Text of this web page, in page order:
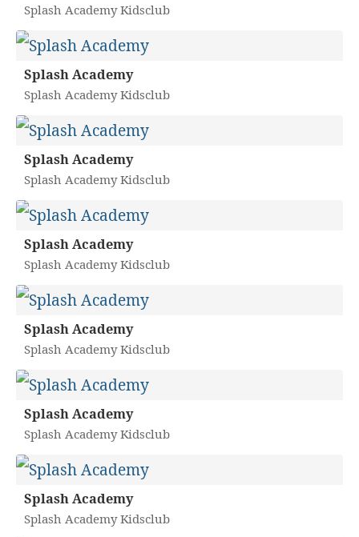
Splash Academy Kidsclub
Splash Academy
Splash Academy Kidsclub
Splash Academy
Splash Academy Kidsclub
Splash Academy
Splash Academy Kidsclub
Splash Academy
Splash Academy Kidsclub
Splash Academy
Splash Academy Kidsclub
Splash Academy
Splash Academy Kidsclub